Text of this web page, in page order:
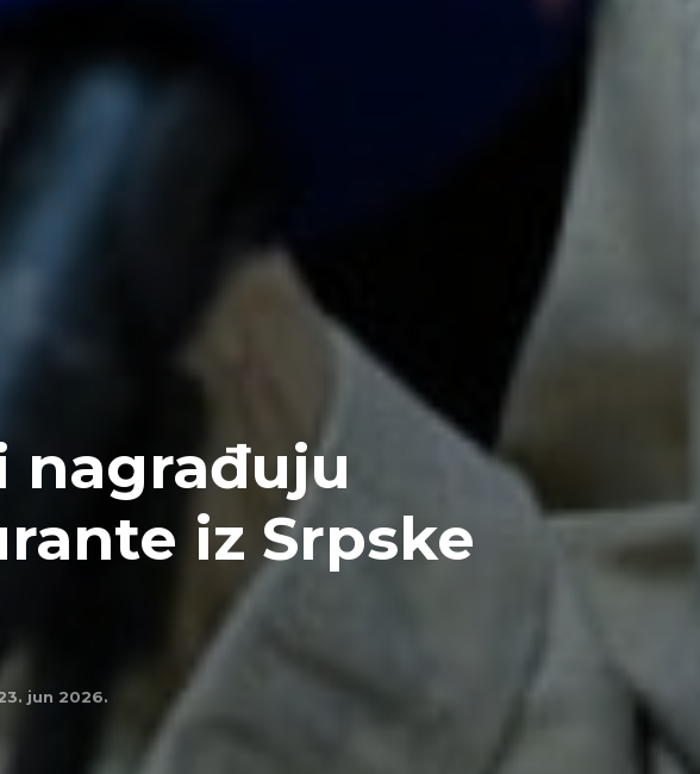
nagrađuju
iz Srpske
jun 2026.